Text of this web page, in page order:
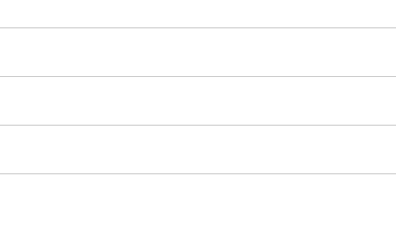
fatigue sont visiblement réduits, le regard retrouve
de la peau et apporte de l’éclat.
les rides, améliore l’élasticité de la peau.
le contour des yeux, convient pour tous les types de
éclat.